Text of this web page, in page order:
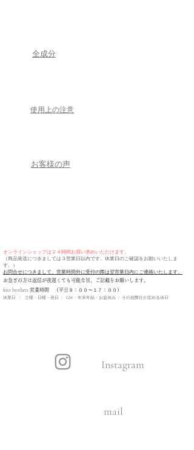
​全成分
​使用上の注意
お客様の声
オンラインショップは２４時間お買い求めいただけます。
（商品発送につきましては３営業日以内です。休業日のご確認をお願いいたしま
す。）
お問合せにつきまして、営業時間外に受付の際は翌営業日内にご連絡いたします。
​お急ぎの方は返信が夜遅くても可能な旨、ご記載をお願いします。
four brothers 営業時間 （平日９：００〜１７：００）
休業日 / 土曜・日曜・祝日 / GW・年末年始・お盆休み / その他弊社が定める休日
Instagram
mail